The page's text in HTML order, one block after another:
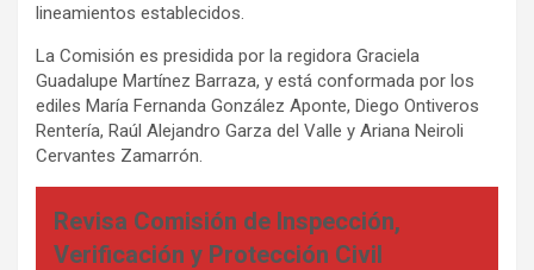
lineamientos establecidos.
La Comisión es presidida por la regidora Graciela
Guadalupe Martínez Barraza, y está conformada por los
ediles María Fernanda González Aponte, Diego Ontiveros
Rentería, Raúl Alejandro Garza del Valle y Ariana Neiroli
Cervantes Zamarrón.
Revisa Comisión de Inspección,
Verificación y Protección Civil